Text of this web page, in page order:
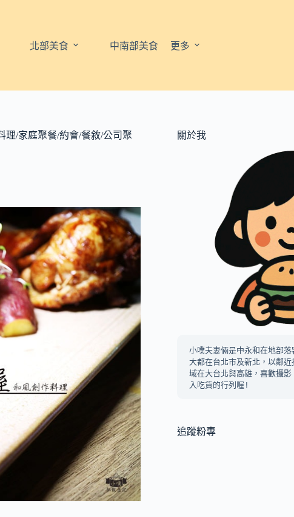
北部美食 中南部美食 更多
理/家庭聚餐/約會/餐敘/公司聚
關於我
小噗夫妻倆是中永和在地部
大都在台北市及新北，以鄰
域在大台北與高雄，喜歡攝
入吃貨的行列喔!
追蹤粉專